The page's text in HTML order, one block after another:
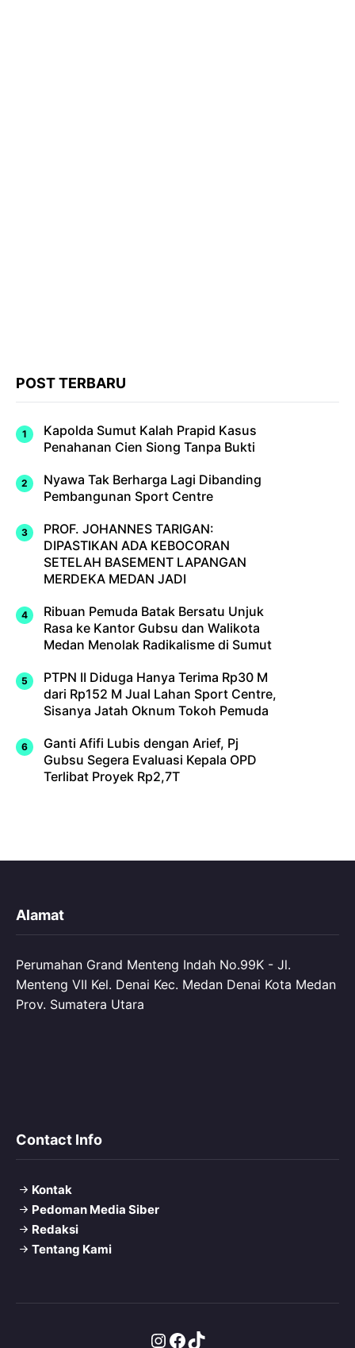
POST TERBARU
Kapolda Sumut Kalah Prapid Kasus
Penahanan Cien Siong Tanpa Bukti
Nyawa Tak Berharga Lagi Dibanding
Pembangunan Sport Centre
PROF. JOHANNES TARIGAN:
DIPASTIKAN ADA KEBOCORAN
SETELAH BASEMENT LAPANGAN
MERDEKA MEDAN JADI
Ribuan Pemuda Batak Bersatu Unjuk
Rasa ke Kantor Gubsu dan Walikota
Medan Menolak Radikalisme di Sumut
PTPN II Diduga Hanya Terima Rp30 M
dari Rp152 M Jual Lahan Sport Centre,
Sisanya Jatah Oknum Tokoh Pemuda
Ganti Afifi Lubis dengan Arief, Pj
Gubsu Segera Evaluasi Kepala OPD
Terlibat Proyek Rp2,7T
Alamat
Perumahan Grand Menteng Indah No.99K - Jl.
Menteng VII Kel. Denai Kec. Medan Denai Kota Medan
Prov. Sumatera Utara
Contact Info
Kontak
Pedoman Media Siber
Redaksi
Tentang Kami
Instagram
Facebook
TikTok